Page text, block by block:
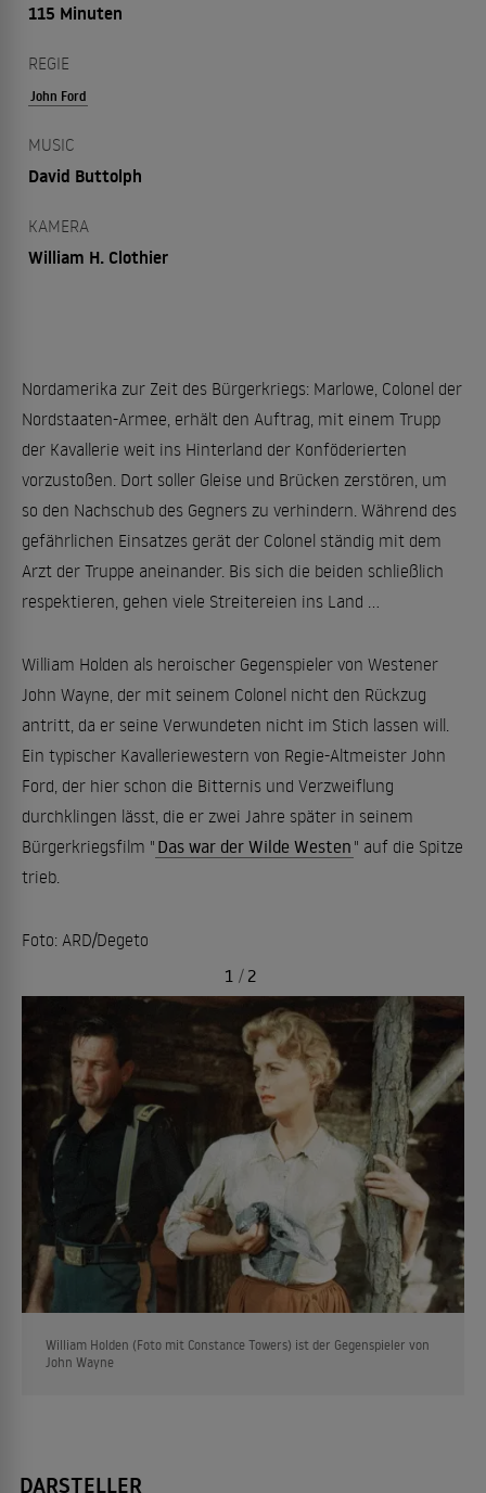
115 Minuten
REGIE
John Ford
MUSIC
David Buttolph
KAMERA
William H. Clothier
Nordamerika zur Zeit des Bürgerkriegs: Marlowe, Colonel der
Nordstaaten-Armee, erhält den Auftrag, mit einem Trupp
der Kavallerie weit ins Hinterland der Konföderierten
vorzustoßen. Dort soller Gleise und Brücken zerstören, um
so den Nachschub des Gegners zu verhindern. Während des
gefährlichen Einsatzes gerät der Colonel ständig mit dem
Arzt der Truppe aneinander. Bis sich die beiden schließlich
respektieren, gehen viele Streitereien ins Land ...
William Holden als heroischer Gegenspieler von Westener
John Wayne, der mit seinem Colonel nicht den Rückzug
antritt, da er seine Verwundeten nicht im Stich lassen will.
Ein typischer Kavalleriewestern von Regie-Altmeister John
Ford, der hier schon die Bitternis und Verzweiflung
durchklingen lässt, die er zwei Jahre später in seinem
Bürgerkriegsfilm " Das war der Wilde Westen " auf die Spitze
trieb.
Foto: ARD/Degeto
William Holden (Foto mit Constance Towers) ist der Gegenspieler von
John Wayne
1 / 2
DARSTELLER